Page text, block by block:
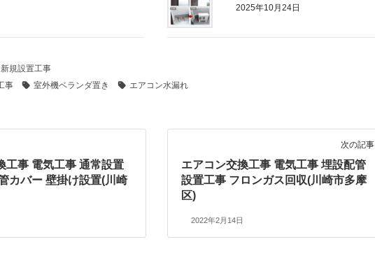
2025年10月24日
規設置工事
事
室外機ベランダ置き エアコン水漏れ
工事 電気工事 通常設置
カバー 壁掛け設置(川崎
次の記事
エアコン交換工事 電気工事 埋設配管
設置工事 フロンガス回収(川崎市多摩
区)
2022年2月14日